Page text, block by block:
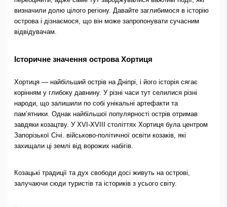
визначили долю цілого регіону. Давайте заглибимося в історію
острова і дізнаємося, що він може запропонувати сучасним
відвідувачам.
Історичне значення острова Хортиця
Хортиця — найбільший острів на Дніпрі, і його історія сягає
корінням у глибоку давнину. У різні часи тут селилися різні
народи, що залишили по собі унікальні артефакти та
пам’ятники. Однак найбільшої популярності острів отримав
завдяки козацтву. У XVI-XVIII століттях Хортиця була центром
Запорізької Січі. військово-політичної освіти козаків, які
захищали ці землі від ворожих набігів.
Козацькі традиції та дух свободи досі живуть на острові,
залучаючи сюди туристів та істориків з усього світу.